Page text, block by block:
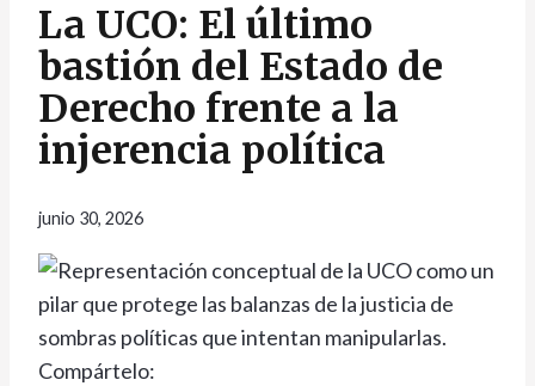
La UCO: El último
bastión del Estado de
Derecho frente a la
injerencia política
junio 30, 2026
Compártelo: